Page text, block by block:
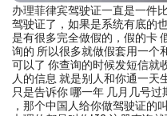
办理菲律宾驾驶证一直是一件
驾驶证了，如果是系统有底的
是有很多完全做假的，假的卡
询的 所以很多就做假套用一个
可以了 你查询的时候发短信就
人的信息 就是别人和你通一天
只是告诉你 哪一年 几月几号
，那个中国人给你做驾驶证的